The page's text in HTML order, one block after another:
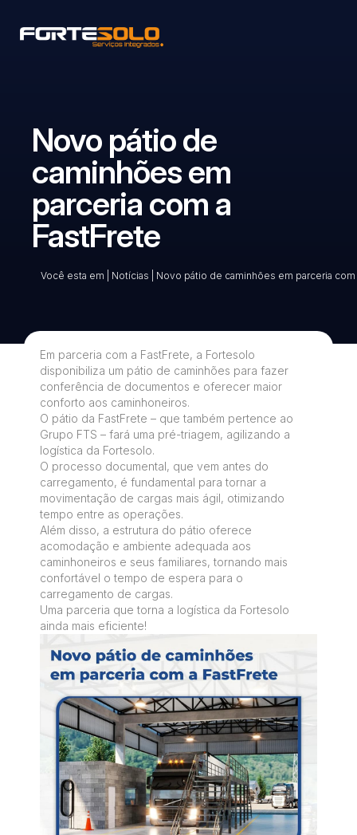
Novo pátio de
caminhões em
parceria com a
FastFrete
Você esta em Notícias Novo pátio de caminhões em parceria com
Em parceria com a FastFrete, a Fortesolo
disponibiliza um pátio de caminhões para fazer
conferência de documentos e oferecer maior
conforto aos caminhoneiros.
O pátio da FastFrete – que também pertence ao
Grupo FTS – fará uma pré-triagem, agilizando a
logística da Fortesolo.
O processo documental, que vem antes do
carregamento, é fundamental para tornar a
movimentação de cargas mais ágil, otimizando
tempo entre as operações.
Além disso, a estrutura do pátio oferece
acomodação e ambiente adequada aos
caminhoneiros e seus familiares, tornando mais
confortável o tempo de espera para o
carregamento de cargas.
Uma parceria que torna a logística da Fortesolo
ainda mais eficiente!